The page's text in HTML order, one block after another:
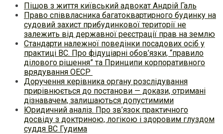
Пішов з життя київський адвокат Андрій Галь
Право співвласника багатоквартирного будинку на
судовий захист прибудинкової території не
залежить від державної реєстрації прав на землю
Стандарти належної поведінки посадових осіб у
практиці ВC. Про фідуціарні обов’язки, “правило
ділового рішення” та Принципи корпоративного
врядування ОЕСР
Доручення керівника органу розслідування
прирівнюється до постанови — докази, отримані
дізнавачем, залишаються допустимими
Юридичний аналіз. Про зв’язок практичного
досвіду з доктриною, логікою і здоровим глуздом
суддя ВС Гудима